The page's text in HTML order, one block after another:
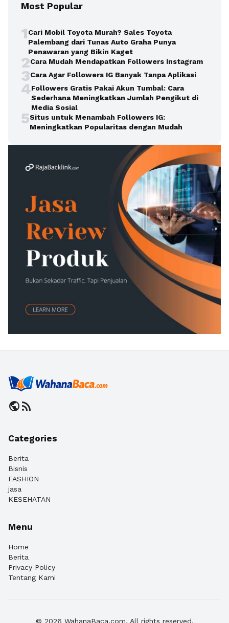
Most Popular
1Cari Mobil Toyota Murah? Sales Toyota
Palembang dari Tunas Auto Graha Punya
Penawaran yang Bikin Kaget
2Cara Mudah Mendapatkan Followers Instagram
3Cara Agar Followers IG Banyak Tanpa Aplikasi
4Followers Gratis Pakai Akun Tumbal: Cara
Sederhana Meningkatkan Jumlah Pengikut di
Media Sosial
5Situs untuk Menambah Followers IG:
Meningkatkan Popularitas dengan Mudah
publicrss_feed
Categories
Berita
Bisnis
FASHION
jasa
KESEHATAN
Menu
Home
Berita
Privacy Policy
Tentang Kami
© 2026 WahanaBaca.com. All rights reserved.